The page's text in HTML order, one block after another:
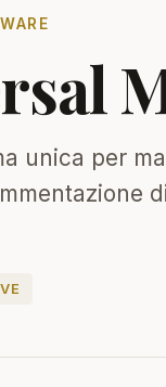
unica per